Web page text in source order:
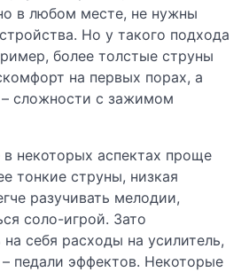
в любом месте, не нужны
Но у такого подхода
более толстые струны
на первых порах, а
сложности с зажимом
некоторых аспектах проще
тонкие струны, низкая
разучивать мелодии,
соло-игрой. Зато
на себя расходы на усилитель,
педали эффектов. Некоторые